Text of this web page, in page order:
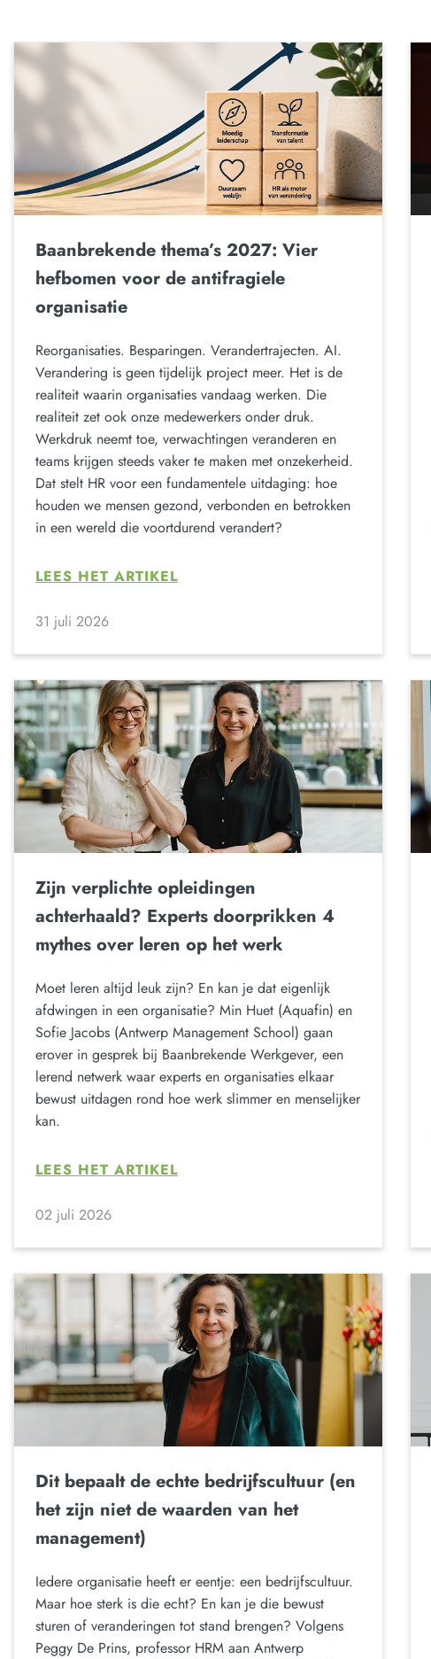
Baanbrekende thema’s 2027: Vier
hefbomen voor de antifragiele
organisatie
Reorganisaties. Besparingen. Verandertrajecten. AI.
Verandering is geen tijdelijk project meer. Het is de
realiteit waarin organisaties vandaag werken. Die
realiteit zet ook onze medewerkers onder druk.
Werkdruk neemt toe, verwachtingen veranderen en
teams krijgen steeds vaker te maken met onzekerheid.
Dat stelt HR voor een fundamentele uitdaging: hoe
houden we mensen gezond, verbonden en betrokken
in een wereld die voortdurend verandert?
LEES HET ARTIKEL
31 juli 2026
Zijn verplichte opleidingen
achterhaald? Experts doorprikken 4
mythes over leren op het werk
Moet leren altijd leuk zijn? En kan je dat eigenlijk
afdwingen in een organisatie? Min Huet (Aquafin) en
Sofie Jacobs (Antwerp Management School) gaan
erover in gesprek bij Baanbrekende Werkgever, een
lerend netwerk waar experts en organisaties elkaar
bewust uitdagen rond hoe werk slimmer en menselijker
kan.
LEES HET ARTIKEL
02 juli 2026
Dit bepaalt de echte bedrijfscultuur (en
het zijn niet de waarden van het
management)
Iedere organisatie heeft er eentje: een bedrijfscultuur.
Maar hoe sterk is die echt? En kan je die bewust
sturen of veranderingen tot stand brengen? Volgens
Peggy De Prins, professor HRM aan Antwerp